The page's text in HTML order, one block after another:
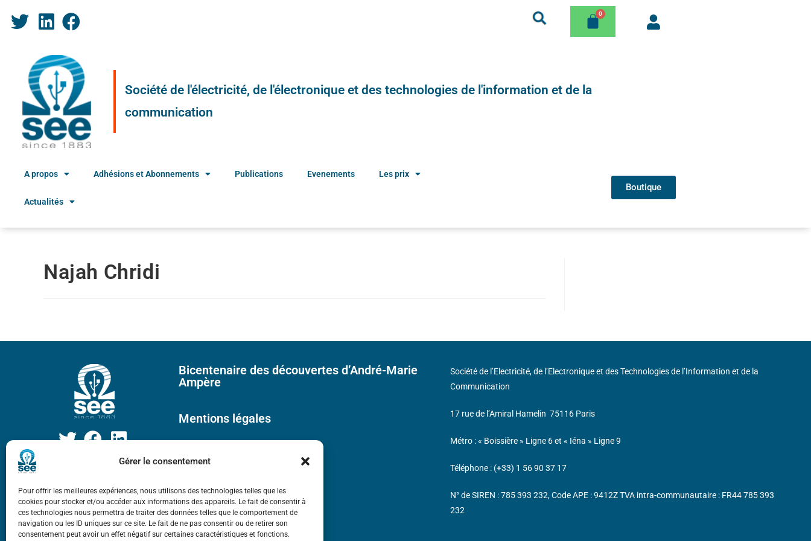
Gérer le consentement
Pour offrir les meilleures expériences, nous utilisons des technologies telles que les
cookies pour stocker et/ou accéder aux informations des appareils. Le fait de consentir à
ces technologies nous permettra de traiter des données telles que le comportement de
navigation ou les ID uniques sur ce site. Le fait de ne pas consentir ou de retirer son
consentement peut avoir un effet négatif sur certaines caractéristiques et fonctions.
Société de l'électricité, de l'électronique et des technologies de l'information et de la
communication
A propos Adhésions et Abonnements Publications Evenements Les prix
Actualités
Boutique
Najah Chridi
Bicentenaire des découvertes d’André-Marie
Ampère
Mentions légales
Société de l’Electricité, de l’Electronique et des Technologies de l’Information et de la
Communication
17 rue de l’Amiral Hamelin 75116 Paris
Métro : « Boissière » Ligne 6 et « Iéna » Ligne 9
Téléphone : (+33) 1 56 90 37 17
N° de SIREN : 785 393 232, Code APE : 9412Z TVA intra-communautaire : FR44 785 393
232